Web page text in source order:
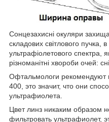
Сонцезахисні окуляри
складових світлового пучка,
ультрафіолетового спектра,
різноманітні хвороби очей:
Офтальмологи рекомендуют
400, это значит, что они
ультрафиолета.
Цвет линз никаким образом
фильтровать ультрафиолет,